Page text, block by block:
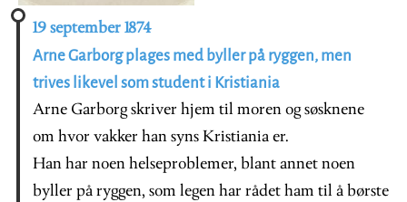
19 september 1874
Arne Garborg plages med byller på ryggen, men
trives likevel som student i Kristiania
Arne Garborg skriver hjem til moren og søsknene
om hvor vakker han syns Kristiania er.
Han har noen helseproblemer, blant annet noen
byller på ryggen, som legen har rådet ham til å børste